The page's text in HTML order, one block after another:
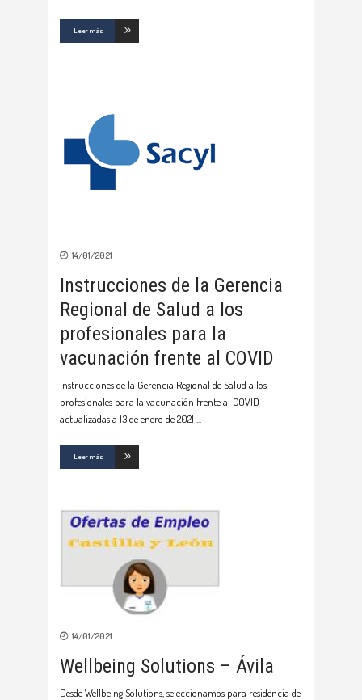
Leer más
14/01/2021
Instrucciones de la Gerencia
Regional de Salud a los
profesionales para la
vacunación frente al COVID
Instrucciones de la Gerencia Regional de Salud a los
profesionales para la vacunación frente al COVID
actualizadas a 13 de enero de 2021
Leer más
14/01/2021
Wellbeing Solutions – Ávila
Desde Wellbeing Solutions, seleccionamos para residencia de